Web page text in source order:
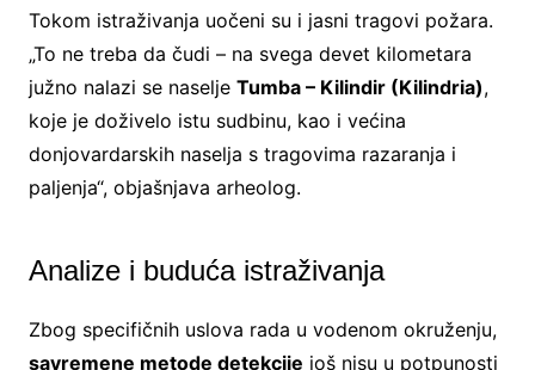
Tokom istraživanja uočeni su i jasni tragovi požara.
„To ne treba da čudi – na svega devet kilometara
južno nalazi se naselje Tumba – Kilindir (Kilindria),
koje je doživelo istu sudbinu, kao i većina
donjovardarskih naselja s tragovima razaranja i
paljenja“, objašnjava arheolog.
Analize i buduća istraživanja
Zbog specifičnih uslova rada u vodenom okruženju,
savremene metode detekcije još nisu u potpunosti